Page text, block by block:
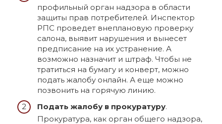
профильный орган надзора в области
защиты прав потребителей. Инспектор
РПС проведет внеплановую проверку
салона, выявит нарушения и вынесет
предписание на их устранение. А
возможно назначит и штраф. Чтобы не
тратиться на бумагу и конверт, можно
подать жалобу онлайн. А еще можно
позвонить на горячую линию.
Подать жалобу в прокуратуру.
Прокуратура, как орган общего надзора,